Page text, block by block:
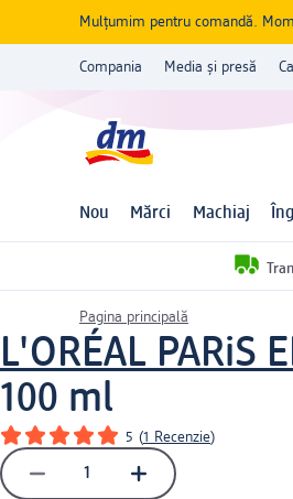
Mulțumim pentru comandă.
Compania Media și presă
Nou Mărci Machiaj
Pagina principală
L'ORÉAL PARiS
100 ml
5 (1 Recenzie)